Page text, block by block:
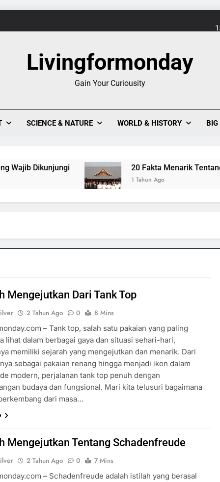
Keajaiban Warna-Warni Danau Linow, Destinasi
Evolusi Seni Pixel,
Livingformonday
Gain Your Curiousity
SCIENCE & NATURE WORLD & HISTORY BIG
Dikunjungi 20 Fakta Menarik Tentang
1 Tahun Ago
Mengejutkan Dari Tank Top
2 Tahun Ago 0
8 Mins
– Tank top, salah satu pakaian yang paling
lihat dalam berbagai gaya dan situasi sehari-hari,
memiliki sejarah yang mengejutkan dan menarik. Dari
sebagai pakaian renang hingga menjadi ikon dalam
modern, perjalanan tank top penuh dengan
budaya dan fungsional. Mari kita telusuri bagaimana
dari masa…
Mengejutkan Tentang Schadenfreude
2 Tahun Ago 0
7 Mins
– Schadenfreude adalah istilah yang berasal
Permainan
Sedang Naik
Fakta Menarik Game Downhill